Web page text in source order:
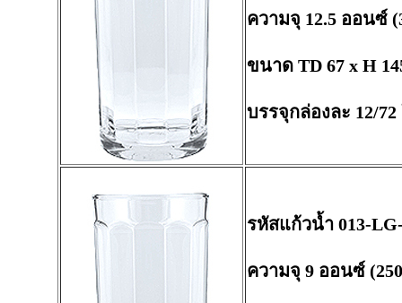
ความจุ 12.5 ออนซ์
ขนาด TD 67 x H
บรรจุกล่องละ 12/72
รหัสแก้วน้ำ 013-
ความจุ 9 ออนซ์